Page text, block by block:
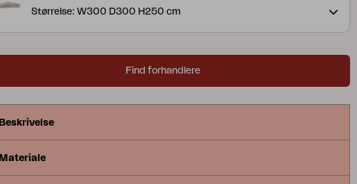
Størrelse: W300 D300 H250 cm
Find forhandlere
Beskrivelse
Materiale